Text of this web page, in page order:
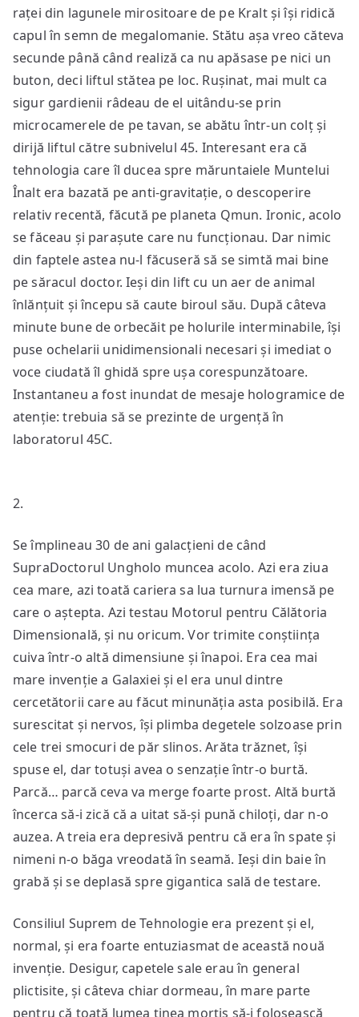
raței din lagunele mirositoare de pe Kralt și își ridică
capul în semn de megalomanie. Stătu așa vreo căteva
secunde până când realiză ca nu apăsase pe nici un
buton, deci liftul stătea pe loc. Rușinat, mai mult ca
sigur gardienii râdeau de el uitându-se prin
microcamerele de pe tavan, se abătu într-un colț și
dirijă liftul către subnivelul 45. Interesant era că
tehnologia care îl ducea spre măruntaiele Muntelui
Înalt era bazată pe anti-gravitație, o descoperire
relativ recentă, făcută pe planeta Qmun. Ironic, acolo
se făceau și parașute care nu funcționau. Dar nimic
din faptele astea nu-l făcuseră să se simtă mai bine
pe săracul doctor. Ieși din lift cu un aer de animal
înlănțuit și începu să caute biroul său. După câteva
minute bune de orbecăit pe holurile interminabile, își
puse ochelarii unidimensionali necesari și imediat o
voce ciudată îl ghidă spre ușa corespunzătoare.
Instantaneu a fost inundat de mesaje hologramice de
atenție: trebuia să se prezinte de urgență în
laboratorul 45C.
2.
Se împlineau 30 de ani galacțieni de când
SupraDoctorul Ungholo muncea acolo. Azi era ziua
cea mare, azi toată cariera sa lua turnura imensă pe
care o aștepta. Azi testau Motorul pentru Călătoria
Dimensională, și nu oricum. Vor trimite conștiința
cuiva într-o altă dimensiune și înapoi. Era cea mai
mare invenție a Galaxiei și el era unul dintre
cercetătorii care au făcut minunăția asta posibilă. Era
surescitat și nervos, își plimba degetele solzoase prin
cele trei smocuri de păr slinos. Arăta trăznet, își
spuse el, dar totuși avea o senzație într-o burtă.
Parcă… parcă ceva va merge foarte prost. Altă burtă
încerca să-i zică că a uitat să-și pună chiloți, dar n-o
auzea. A treia era depresivă pentru că era în spate și
nimeni n-o băga vreodată în seamă. Ieși din baie în
grabă și se deplasă spre gigantica sală de testare.
Consiliul Suprem de Tehnologie era prezent și el,
normal, și era foarte entuziasmat de această nouă
invenție. Desigur, capetele sale erau în general
plictisite, și câteva chiar dormeau, în mare parte
pentru că toată lumea ținea morțiș să-i folosească